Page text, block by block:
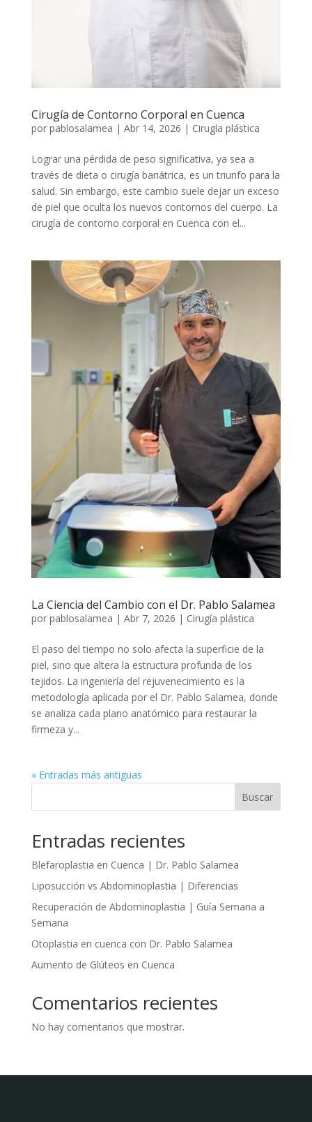
Cirugía de Contorno Corporal en Cuenca
por pablosalamea | Abr 14, 2026 | Cirugía plástica
Lograr una pérdida de peso significativa, ya sea a
través de dieta o cirugía bariátrica, es un triunfo para la
salud. Sin embargo, este cambio suele dejar un exceso
de piel que oculta los nuevos contornos del cuerpo. La
cirugía de contorno corporal en Cuenca con el...
La Ciencia del Cambio con el Dr. Pablo Salamea
por pablosalamea | Abr 7, 2026 | Cirugía plástica
El paso del tiempo no solo afecta la superficie de la
piel, sino que altera la estructura profunda de los
tejidos. La ingeniería del rejuvenecimiento es la
metodología aplicada por el Dr. Pablo Salamea, donde
se analiza cada plano anatómico para restaurar la
firmeza y...
« Entradas más antiguas
Buscar
Entradas recientes
Blefaroplastia en Cuenca | Dr. Pablo Salamea
Liposucción vs Abdominoplastia | Diferencias
Recuperación de Abdominoplastia | Guía Semana a
Semana
Otoplastia en cuenca con Dr. Pablo Salamea
Aumento de Glúteos en Cuenca
Comentarios recientes
No hay comentarios que mostrar.